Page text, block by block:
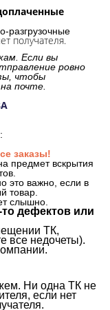
разгрузочные
получателя.
Если вы
ровно
чтобы
почте.
заказы!
предмет вскрытия
это важно, если в
товар.
слышно.
дефектов или
ТК,
все недочеты).
Ни одна ТК не
если нет